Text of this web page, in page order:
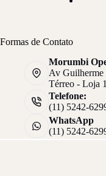
Formas de Contato
Morumbi
Av Guilherme
Térreo - Loja
Telefone:
(11) 5242-
WhatsApp
(11) 5242-